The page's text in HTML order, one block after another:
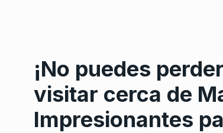
¡No puedes
visitar cerca de
Impresionantes